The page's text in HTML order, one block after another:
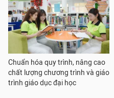
Chuẩn hóa quy trình, nâng cao
chất lượng chương trình và giáo
trình giáo dục đại học